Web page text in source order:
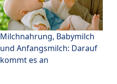
Milchnahrung, Babymilch
und Anfangsmilch: Darauf
kommt es an